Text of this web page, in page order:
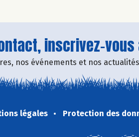
inscrivez-
nos événements et nos
légales Protection des